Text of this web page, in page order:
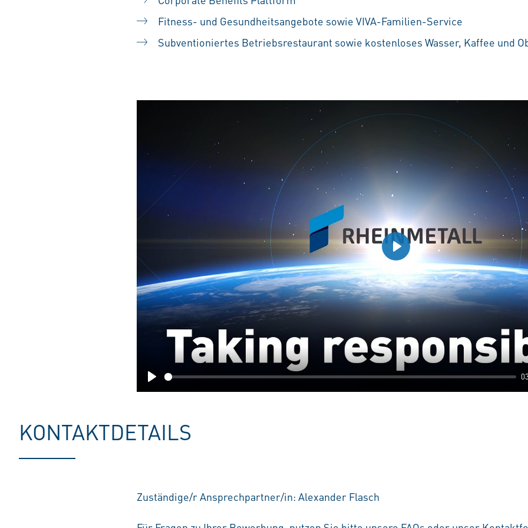
Fitness- und Gesundheitsangebote sowie VIVA-Familien-Service
Subventioniertes Betriebsrestaurant sowie kostenloses Wasser, Kaffee und
Play
Play
KONTAKTDETAILS
Zuständige/r Ansprechpartner/in: Alexander Flasch